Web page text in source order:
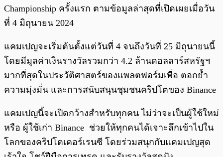
Championship ครั้งแรก ตามข้อมูลล่าสุดที่เปิดเผยเมื่อวัน
ที่ 4 มิถุนายน 2024
แคมเปญจะเริ่มต้นตั้งแต่วันที่ 4 จนถึงวันที่ 25 มิถุนายนนี้
โดยมีมูลค่าเงินรางวัลรวมกว่า 4.2 ล้านดอลลาร์สหรัฐฯ
มากที่สุดในประวัติศาสตร์ของแพลตฟอร์มเพื่อ ตอกย้ำ
ความมุ่งมั่น และการสนับสนุนชุมชนคริปโตของ Binance
แคมเปญนี้จะเปิดกว้างสำหรับทุกคน ไม่ว่าจะเป็นผู้ใช้ใหม่
หรือ ผู้ใช้เก่า Binance ช่วยให้ทุกคนได้เจาะลึกเข้าไปใน
โลกของคริปโตเคอร์เรนซี โดยร่วมสนุกกับแคมเปญสุด